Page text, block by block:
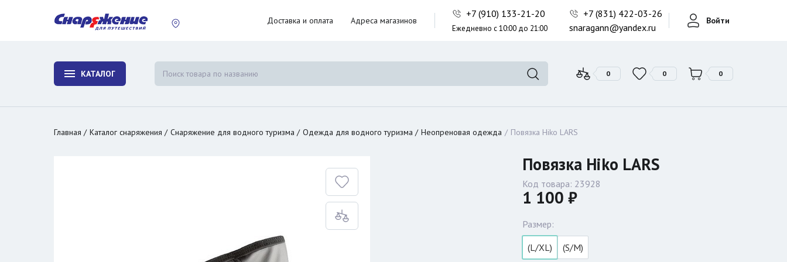
Доставка и оплата Адреса магазинов
+7 (910) 133-21-20
Ежедневно с 10:00 до 21:00
+7 (831) 422-03-26
snaragann@yandex.ru
Войти
КАТАЛОГ 0 0 0
Фонари поисковые
Фонари тактические
Главная Каталог снаряжения Снаряжение для водного туризма Одежда для водного туризма Неопреновая одежда Повязка Hiko LARS
Повязка Hiko LARS
Код товара: 23928
1 100 ₽
Размер:
(L/XL)
(S/M)